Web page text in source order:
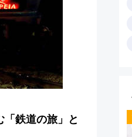
鉄道の旅」と